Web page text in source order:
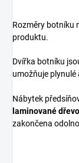
Rozměry botníku
produktu.
Dvířka botníku
umožňuje plynulé
Nábytek
laminované
zakončena